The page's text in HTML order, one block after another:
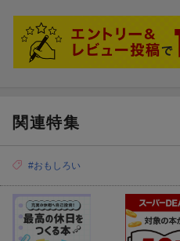
関連特集
#おもしろい